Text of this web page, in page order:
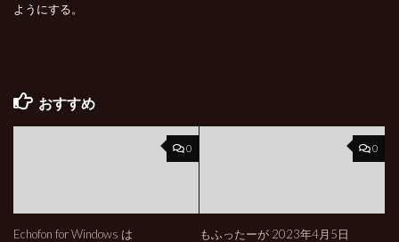
ようにする。
おすすめ
0
Echofon for Windows は
0
もふったーが 2023年4月5日